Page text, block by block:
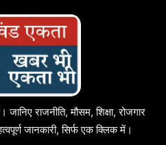
राजनीति, मौसम, शिक्षा, रोजगार
जानकारी, सिर्फ एक क्लिक में।